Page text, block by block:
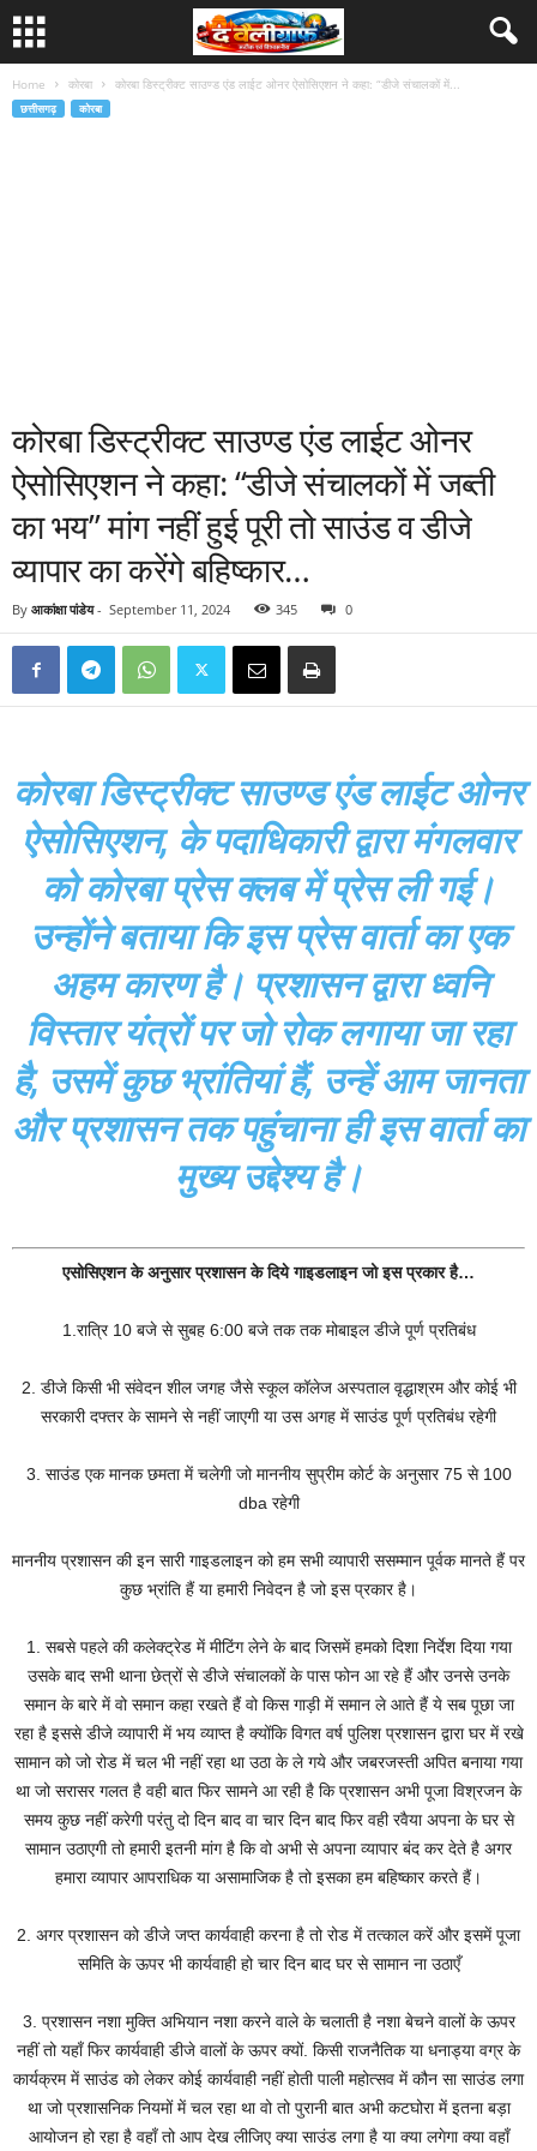
Home कोरबा कोरबा डिस्ट्रीक्ट साउण्ड एंड लाईट ओनर ऐसोसिएशन ने कहा: “डीजे संचालकों में...
छत्तीसगढ़ कोरबा
कोरबा डिस्ट्रीक्ट साउण्ड एंड लाईट ओनर
ऐसोसिएशन ने कहा: “डीजे संचालकों में जब्ती
का भय” मांग नहीं हुई पूरी तो साउंड व डीजे
व्यापार का करेंगे बहिष्कार…
By आकांक्षा पांडेय- September 11, 2024 345 0
कोरबा डिस्ट्रीक्ट साउण्ड एंड लाईट ओनर
ऐसोसिएशन, के पदाधिकारी द्वारा मंगलवार
को कोरबा प्रेस क्लब में प्रेस ली गई।
उन्होंने बताया कि इस प्रेस वार्ता का एक
अहम कारण है। प्रशासन द्वारा ध्वनि
विस्तार यंत्रों पर जो रोक लगाया जा रहा
है, उसमें कुछ भ्रांतियां हैं, उन्हें आम जानता
और प्रशासन तक पहुंचाना ही इस वार्ता का
मुख्य उद्देश्य है।
एसोसिएशन के अनुसार प्रशासन के दिये गाइडलाइन जो इस प्रकार है…
1.रात्रि 10 बजे से सुबह 6:00 बजे तक तक मोबाइल डीजे पूर्ण प्रतिबंध
2. डीजे किसी भी संवेदन शील जगह जैसे स्कूल कॉलेज अस्पताल वृद्धाश्रम और कोई भी
सरकारी दफ्तर के सामने से नहीं जाएगी या उस अगह में साउंड पूर्ण प्रतिबंध रहेगी
3. साउंड एक मानक छमता में चलेगी जो माननीय सुप्रीम कोर्ट के अनुसार 75 से 100
dba रहेगी
माननीय प्रशासन की इन सारी गाइडलाइन को हम सभी व्यापारी ससम्मान पूर्वक मानते हैं पर
कुछ भ्रांति हैं या हमारी निवेदन है जो इस प्रकार है।
1. सबसे पहले की कलेक्ट्रेड में मीटिंग लेने के बाद जिसमें हमको दिशा निर्देश दिया गया
उसके बाद सभी थाना छेत्रों से डीजे संचालकों के पास फोन आ रहे हैं और उनसे उनके
समान के बारे में वो समान कहा रखते हैं वो किस गाड़ी में समान ले आते हैं ये सब पूछा जा
रहा है इससे डीजे व्यापारी में भय व्याप्त है क्योंकि विगत वर्ष पुलिश प्रशासन द्वारा घर में रखे
सामान को जो रोड में चल भी नहीं रहा था उठा के ले गये और जबरजस्ती अपित बनाया गया
था जो सरासर गलत है वही बात फिर सामने आ रही है कि प्रशासन अभी पूजा विश्रजन के
समय कुछ नहीं करेगी परंतु दो दिन बाद वा चार दिन बाद फिर वही रवैया अपना के घर से
सामान उठाएगी तो हमारी इतनी मांग है कि वो अभी से अपना व्यापार बंद कर देते है अगर
हमारा व्यापार आपराधिक या असामाजिक है तो इसका हम बहिष्कार करते हैं।
2. अगर प्रशासन को डीजे जप्त कार्यवाही करना है तो रोड में तत्काल करें और इसमें पूजा
समिति के ऊपर भी कार्यवाही हो चार दिन बाद घर से सामान ना उठाएँ
3. प्रशासन नशा मुक्ति अभियान नशा करने वाले के चलाती है नशा बेचने वालों के ऊपर
नहीं तो यहाँ फिर कार्यवाही डीजे वालों के ऊपर क्यों. किसी राजनैतिक या धनाड्या वग्र के
कार्यक्रम में साउंड को लेकर कोई कार्यवाही नहीं होती पाली महोत्सव में कौन सा साउंड लगा
था जो प्रशासनिक नियमों में चल रहा था वो तो पुरानी बात अभी कटघोरा में इतना बड़ा
आयोजन हो रहा है वहाँ तो आप देख लीजिए क्या साउंड लगा है या क्या लगेगा क्या वहाँ